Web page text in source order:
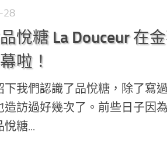
28
悅糖 La Douceur 在
啦！
下我們認識了品悅糖，除了寫
造訪過好幾次了。前些日子因
糖...